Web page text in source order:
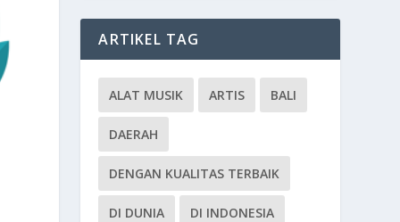
ARTIKEL TAG
ALAT MUSIK ARTIS BALI
DAERAH
DENGAN KUALITAS TERBAIK
DI DUNIA DI INDONESIA